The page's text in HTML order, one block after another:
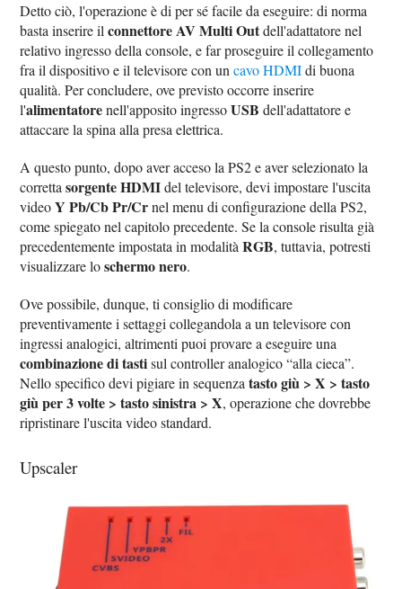
Detto ciò, l'operazione è di per sé facile da eseguire: di norma
basta inserire ilconnettore AV Multi Outdell'adattatore nel
relativo ingresso della console, e far proseguire il collegamento
fra il dispositivo e il televisore con uncavo HDMIdi buona
qualità. Per concludere, ove previsto occorre inserire
l'alimentatorenell'apposito ingressoUSB dell'adattatore e
attaccare la spina alla presa elettrica.
A questo punto, dopo aver acceso la PS2 e aver selezionato la
correttasorgente HDMIdel televisore, devi impostare l'uscita
videoY Pb/Cb Pr/Crnel menu di configurazione della PS2,
come spiegato nel capitolo precedente. Se la console risulta già
precedentemente impostata in modalitàRGB, tuttavia, potresti
visualizzare loschermo nero.
Ove possibile, dunque, ti consiglio di modificare
preventivamente i settaggi collegandola a un televisore con
ingressi analogici, altrimenti puoi provare a eseguire una
combinazione di tastisul controller analogico “alla cieca”.
Nello specifico devi pigiare in sequenzatasto giù > X > tasto
giù per 3 volte > tasto sinistra > X, operazione che dovrebbe
ripristinare l'uscita video standard.
Upscaler